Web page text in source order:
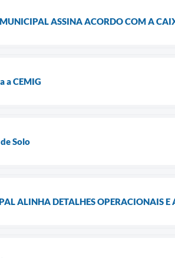
ASSINA ACORDO COM A
a CEMIG
Solo
ALINHA DETALHES OPERACIONAIS E